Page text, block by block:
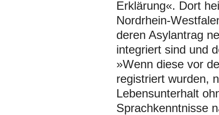
Erklärung«. Dort
Nordrhein-
deren Asylantrag
integriert sind und
»Wenn diese vor
registriert wurden,
Lebensunterhalt
Sprachkenntnisse